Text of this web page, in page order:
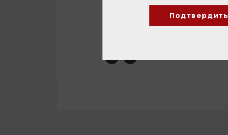
подавать с ростбифом, рагу из
Подтвердить